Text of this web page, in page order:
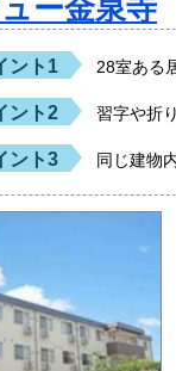
ー金泉寺
ント1 28室ある
ント2 習字や折
ント3 同じ建物